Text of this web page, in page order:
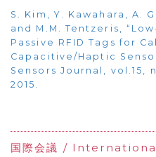
S. Kim, Y. Kawahara, A.
and M.M. Tentzeris,
Passive RFID Tags for
Capacitive/Haptic
Sensors Journal, vol.15,
2015.
国際会議 /